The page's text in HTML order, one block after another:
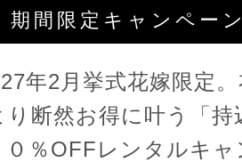
期間限定キャンペー
年2月挙式花嫁限定
り断然お得に叶う「持
０％OFFレンタルキ